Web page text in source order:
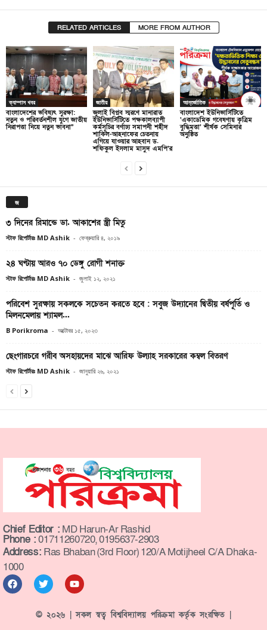
RELATED ARTICLES MORE FROM AUTHOR
ক্যাম্পাস খবর
বাংলাদেশের ভবিষ্যৎ সুরক্ষা:
নতুন ও পরিবর্তনশীল যুগে জাতীয়
নিরাপত্তা নিয়ে নতুন ভাবনা”
জাতীয়
জুলাই বিপ্লব স্মরণে মানারাত
ইউনিভার্সিটিতে পক্ষকালব্যাপী
কর্মসূচির বর্ণাঢ্য সমাপনী শহীদ
শাকিল-আহনাফের চেতনায়
এগিয়ে যাওয়ার আহবান ড.
শফিকুল ইসলাম মাসুদ এমপি’র
আন্তর্জাতিক
বাংলাদেশ ইউনিভার্সিটিতে
‘একাডেমিক গবেষণায় কৃত্রিম
বুদ্ধিমত্তা’ শীর্ষক সেমিনার
অনুষ্ঠিত
জ
৩ দিনের রিমান্ডে ডা. আকাশের স্ত্রী মিতু
স্টাফ রিপোর্টারঃ MD Ashik - ফেব্রুয়ারি ৪, ২০১৯
২৪ ঘণ্টায় আরও ৭০ ডেঙ্গু রোগী শনাক্ত
স্টাফ রিপোর্টারঃ MD Ashik - জুলাই ১২, ২০২১
পরিবেশ সুরক্ষায় সকলকে সচেতন করতে হবে : সবুজ উদ্যানের দ্বিতীয় বর্ষপূর্তি ও
মিলনমেলায় শ্যামল...
B Porikroma - অক্টোবর ১৫, ২০২৩
ছেংগারচরে গরীব অসহায়দের মাঝে আরিফ উল্যাহ সরকারের কম্বল বিতরণ
স্টাফ রিপোর্টারঃ MD Ashik - জানুয়ারি ২৬, ২০২১
Chief Editor : MD Harun-Ar Rashid
Phone :01711260720, 0195637-2903
Address: Ras Bhaban (3rd Floor) 120/A Motijheel C/A Dhaka-
1000
© ২০২৬ | সকল স্বত্ব বিশ্ববিদ্যালয় পরিক্রমা কর্তৃক সংরক্ষিত |